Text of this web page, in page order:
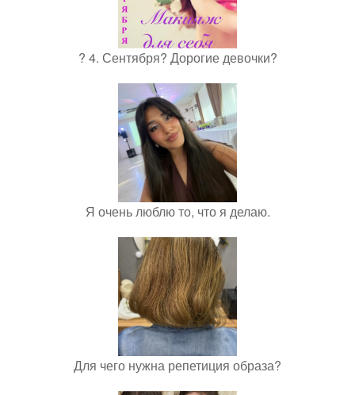
? 4. Сентября? Дорогие девочки?
Я очень люблю то, что я делаю.
Для чего нужна репетиция образа?